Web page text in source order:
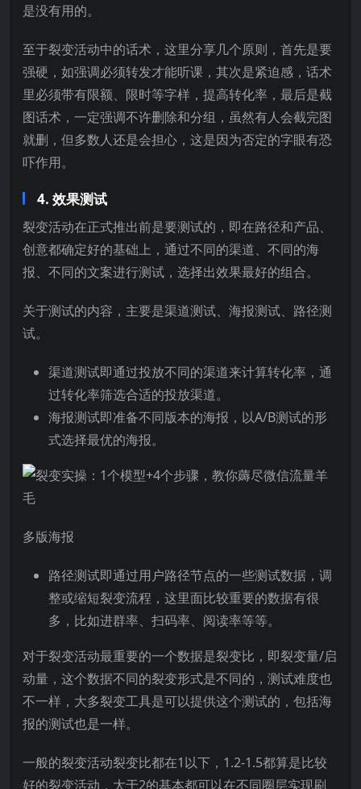
是没有用的。
至于裂变活动中的话术，这里分享几个原则，首先是要
强硬，如强调必须转发才能听课，其次是紧迫感，话术
里必须带有限额、限时等字样，提高转化率，最后是截
图话术，一定强调不许删除和分组，虽然有人会截完图
就删，但多数人还是会担心，这是因为否定的字眼有恐
吓作用。
4. 效果测试
裂变活动在正式推出前是要测试的，即在路径和产品、
创意都确定好的基础上，通过不同的渠道、不同的海
报、不同的文案进行测试，选择出效果最好的组合。
关于测试的内容，主要是渠道测试、海报测试、路径测
试。
渠道测试即通过投放不同的渠道来计算转化率，通
过转化率筛选合适的投放渠道。
海报测试即准备不同版本的海报，以A/B测试的形
式选择最优的海报。
多版海报
路径测试即通过用户路径节点的一些测试数据，调
整或缩短裂变流程，这里面比较重要的数据有很
多，比如进群率、扫码率、阅读率等等。
对于裂变活动最重要的一个数据是裂变比，即裂变量/启
动量，这个数据不同的裂变形式是不同的，测试难度也
不一样，大多裂变工具是可以提供这个测试的，包括海
报的测试也是一样。
一般的裂变活动裂变比都在1以下，1.2-1.5都算是比较
好的裂变活动，大于2的基本都可以在不同圈层实现刷